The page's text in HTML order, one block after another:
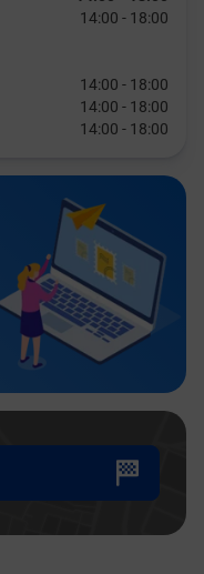
14:00 - 18:00
14:00 - 18:00
14:00 - 18:00
14:00 - 18:00